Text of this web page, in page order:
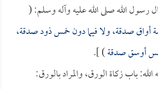
رسول الله صلى الله عليه وآله وسلم: (
أواق صدقة، ولا فيما دون خمس ذود صدقة،
أوسق صدقة) ].
الله: باب زكاة الورق، والمراد بالورق: